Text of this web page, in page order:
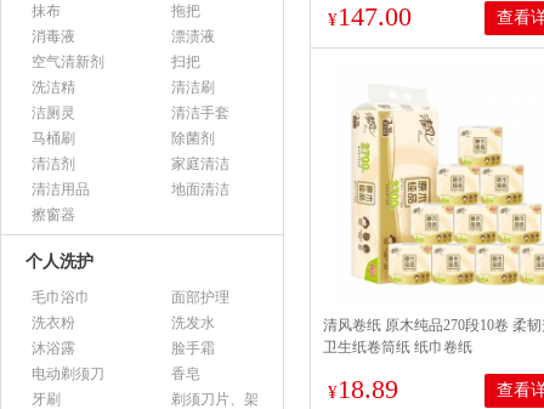
抹布
拖把
消毒液
漂渍液
空气清新剂
扫把
洗洁精
清洁刷
洁厕灵
清洁手套
马桶刷
除菌剂
清洁剂
家庭清洁
清洁用品
地面清洁
擦窗器
个人洗护
毛巾浴巾
面部护理
洗衣粉
洗发水
沐浴露
脸手霜
电动剃须刀
香皂
牙刷
剃须刀片、架
¥147.00 查看
清风卷纸 原木纯品270段10卷 柔
卫生纸卷筒纸 纸巾卷纸
¥18.89 查看